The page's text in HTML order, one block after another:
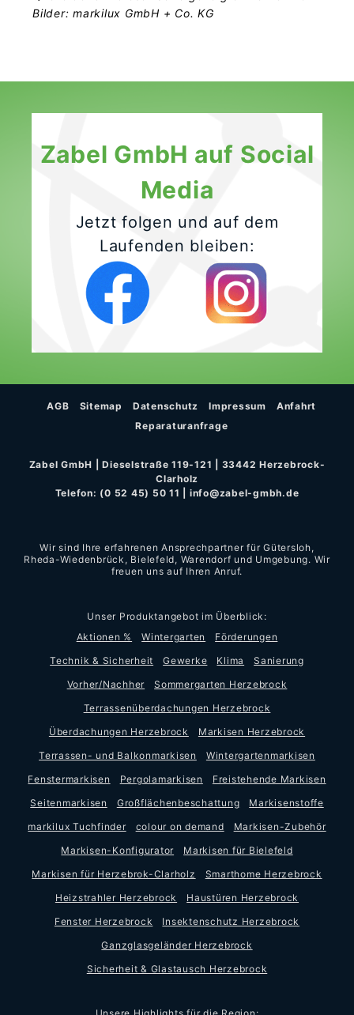
Bilder: markilux GmbH + Co. KG
Zabel GmbH auf Social
Media
Jetzt folgen und auf dem
Laufenden bleiben:
AGB Sitemap Datenschutz Impressum
Anfahrt
Reparaturanfrage
Zabel GmbH | Dieselstraße 119-121 | 33442 Herzebrock-
Clarholz
Telefon: (0 52 45) 50 11 info@zabel-gmbh.de
Wir sind Ihre erfahrenen Ansprechpartner für Gütersloh,
Rheda-Wiedenbrück, Bielefeld, Warendorf und Umgebung. Wir
freuen uns auf Ihren Anruf.
Unser Produktangebot im Überblick:
Aktionen %
Wintergarten
Förderungen
Technik & Sicherheit
Gewerke Klima
Sanierung
Vorher/Nachher
Sommergarten Herzebrock
Terrassenüberdachungen Herzebrock
Überdachungen Herzebrock
Markisen Herzebrock
Terrassen- und Balkonmarkisen
Wintergartenmarkisen
Fenstermarkisen
Pergolamarkisen
Freistehende Markisen
Seitenmarkisen
Großflächenbeschattung
Markisenstoffe
markilux Tuchfinder
colour on demand
Markisen-Zubehör
Markisen-Konfigurator
Markisen für Bielefeld
Markisen für Herzebrok-Clarholz
Smarthome Herzebrock
Heizstrahler Herzebrock
Haustüren Herzebrock
Fenster Herzebrock
Insektenschutz Herzebrock
Ganzglasgeländer Herzebrock
Sicherheit & Glastausch Herzebrock